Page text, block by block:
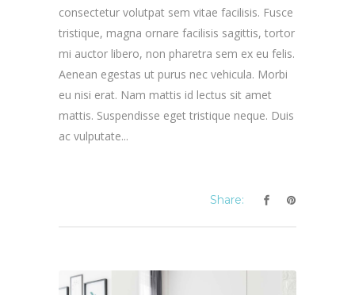
consectetur volutpat sem vitae facilisis. Fusce
tristique, magna ornare facilisis sagittis, tortor
mi auctor libero, non pharetra sem ex eu felis.
Aenean egestas ut purus nec vehicula. Morbi
eu nisi erat. Nam mattis id lectus sit amet
mattis. Suspendisse eget tristique neque. Duis
ac vulputate...
Share: